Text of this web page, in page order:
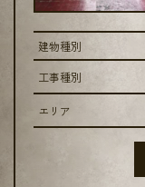
建物種別
工事種別
エリア